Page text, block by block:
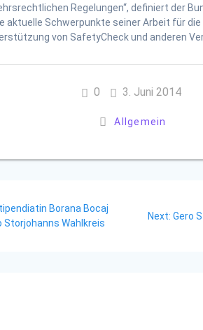
Regelungen“, definiert der
aktuelle Schwerpunkte seiner Arbeit für
von SafetyCheck und anderen
0 3. Juni 2014
Allgemein
Borana Bocaj
Storjohanns Wahlkreis
Next: Next
Gero